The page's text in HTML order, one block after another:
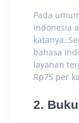
Pada
Indonesia
katanya.
bahasa
layanan
Rp75 per
2.